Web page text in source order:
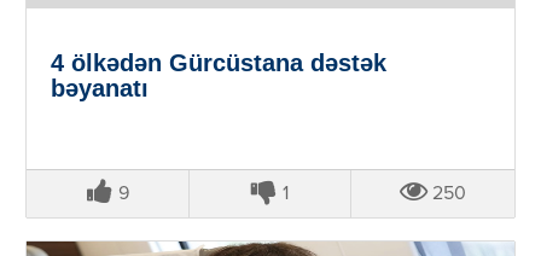
4 ölkədən Gürcüstana dəstək
bəyanatı
9 1 250